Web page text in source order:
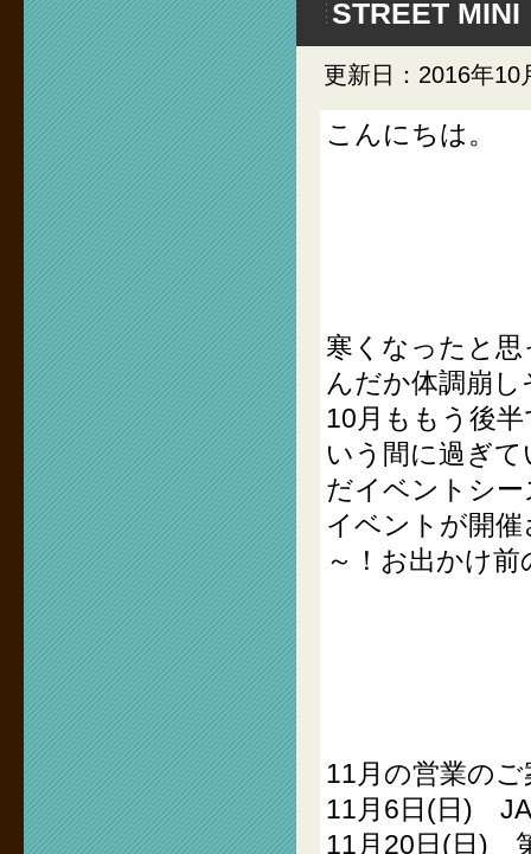
STREET MINI
更新日：2016年10
こんにちは。
寒くなったと
んだか体調崩
10月ももう後
いう間に過ぎ
だイベントシ
イベントが開
～！お出かけ
11月の営業のご
11月6日(日)
11月20日(日)